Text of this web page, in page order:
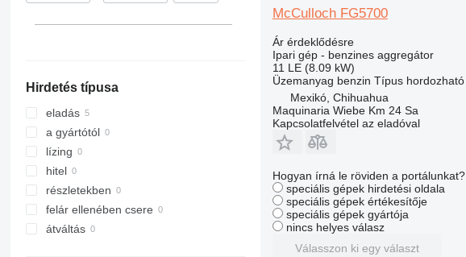
Hirdetés típusa
eladás
a gyártótól
lízing
hitel
részletekben
felár ellenében csere
átváltás
McCulloch FG5700
Ár érdeklődésre
Ipari gép - benzines aggregátor
11 LE (8.09 kW)
Üzemanyag benzin Típus hordozható
Mexikó, Chihuahua
Maquinaria Wiebe Km 24 Sa
Kapcsolatfelvétel az eladóval
Hogyan írná le röviden a portálunkat?
speciális gépek hirdetési oldala
speciális gépek értékesítője
speciális gépek gyártója
nincs helyes válasz
Válasszon ki egy választ